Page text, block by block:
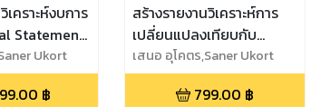
เคราะห์งบการ
Statements
Ukort
฿
สร้างรายงานวิเคราะห์การ
เปลี่ยนแปลงเทียบกับ
เวลาTime Series Analysis
Dashboard
เสนอ อุโคตร,Saner Ukort
799.00 ฿